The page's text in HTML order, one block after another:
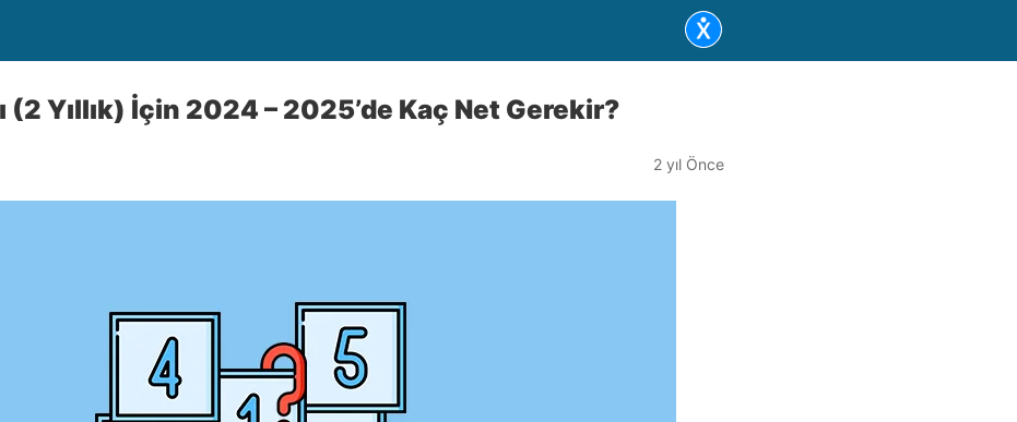
(2 Yıllık) İçin 2024 – 2025’de Kaç Net Gerekir?
2 yıl Önce